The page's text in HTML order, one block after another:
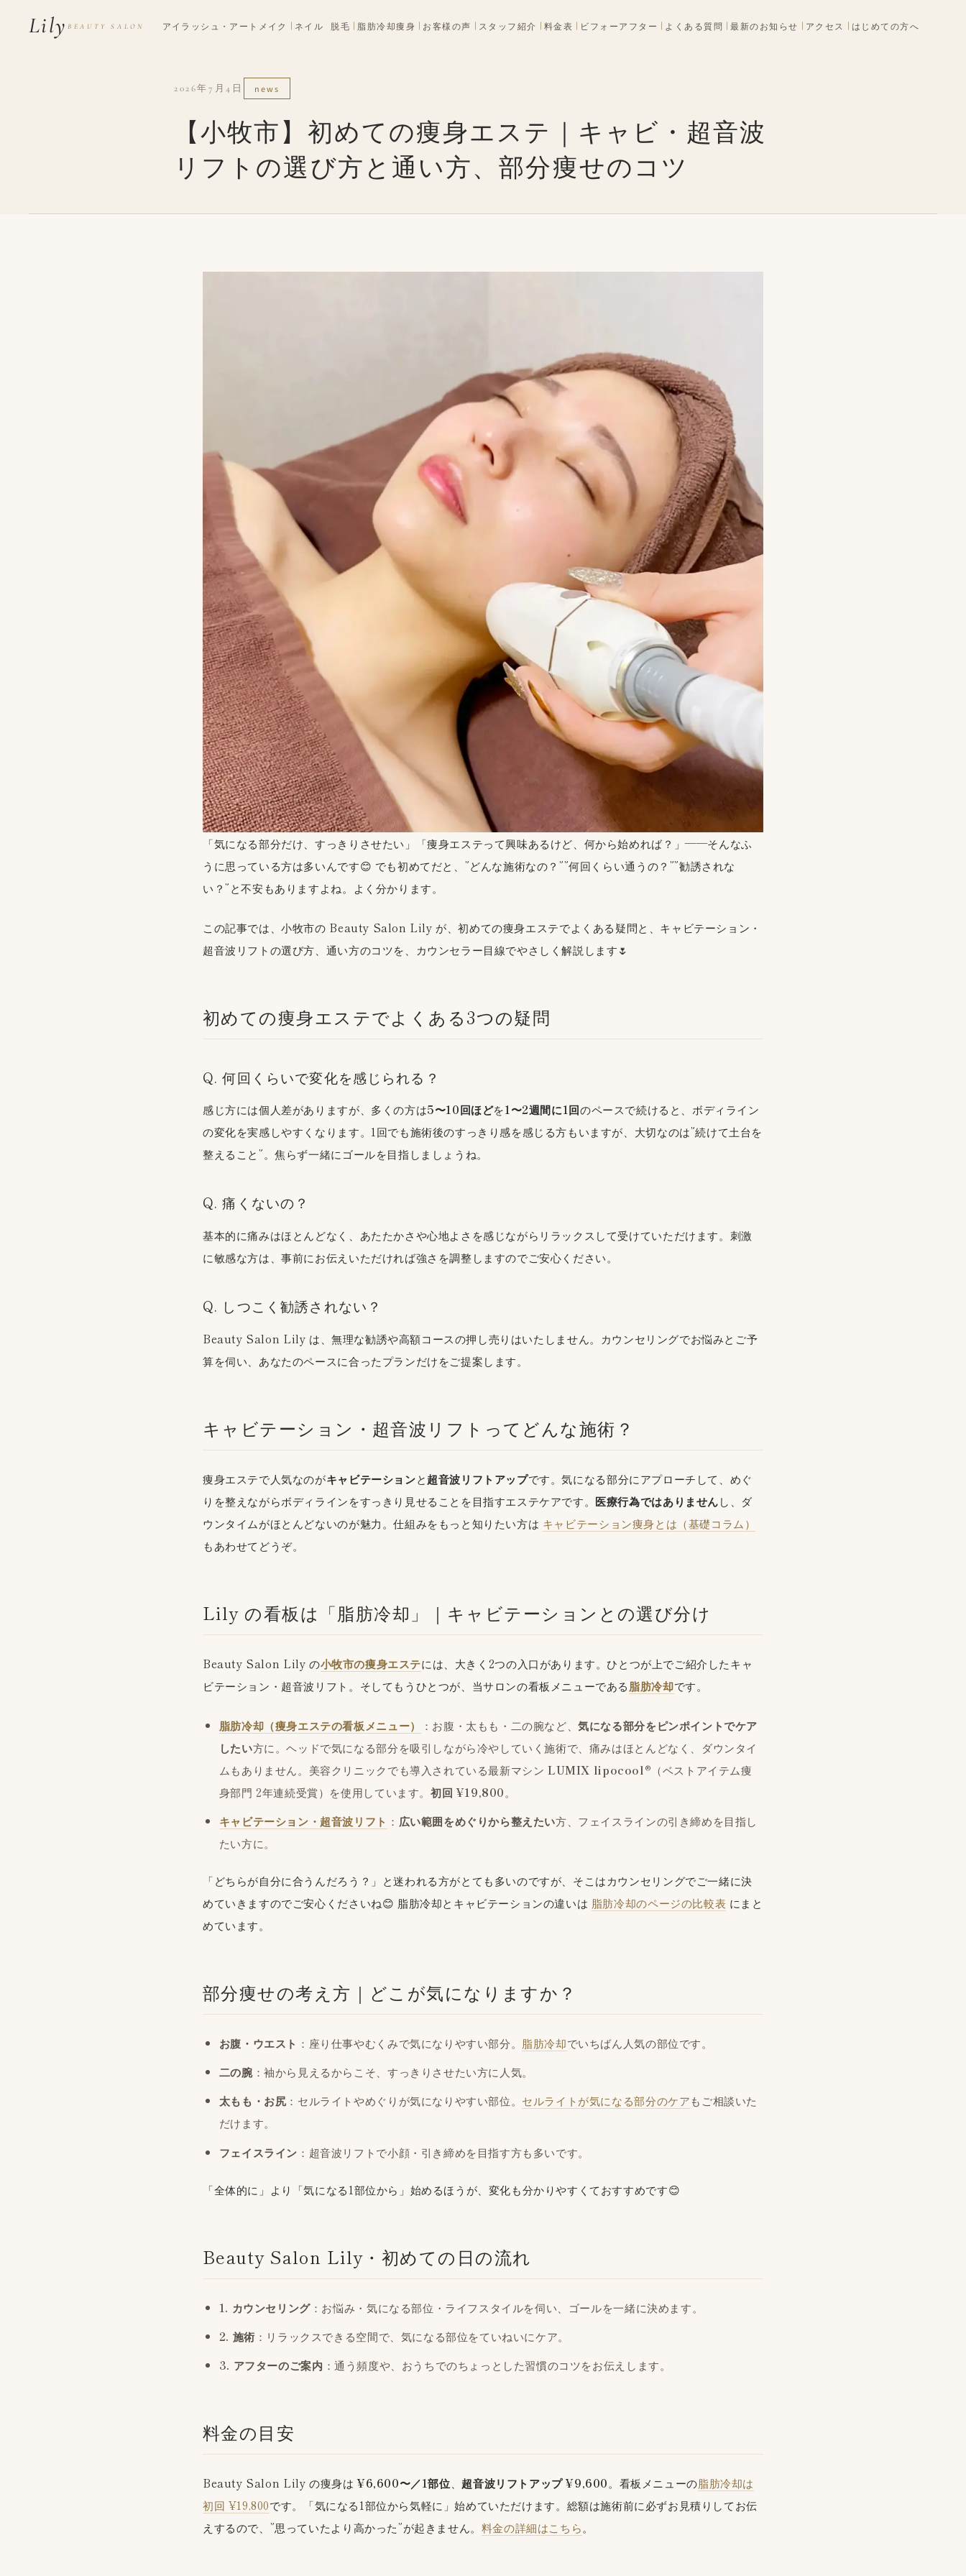
Lily BEAUTY SALON アイラッシュ・アートメイク ネイル 脱毛 脂肪冷却痩身 お客様の声 スタッフ紹介 料金表 ビフォーアフター よくある質問 最新のお知らせ アクセス はじめての方へ
2026年7月4日 news
【小牧市】初めての痩身エステ｜キャビ・超音波
リフトの選び方と通い方、部分痩せのコツ
「気になる部分だけ、すっきりさせたい」「痩身エステって興味あるけど、何から始めれば？」——そんなふ
うに思っている方は多いんです😊 でも初めてだと、”どんな施術なの？””何回くらい通うの？””勧誘されな
い？”と不安もありますよね。よく分かります。
この記事では、小牧市の Beauty Salon Lily が、初めての痩身エステでよくある疑問と、キャビテーション・
超音波リフトの選び方、通い方のコツを、カウンセラー目線でやさしく解説します🌷
初めての痩身エステでよくある3つの疑問
Q. 何回くらいで変化を感じられる？
感じ方には個人差がありますが、多くの方は5〜10回ほどを1〜2週間に1回のペースで続けると、ボディライン
の変化を実感しやすくなります。1回でも施術後のすっきり感を感じる方もいますが、大切なのは”続けて土台を
整えること”。焦らず一緒にゴールを目指しましょうね。
Q. 痛くないの？
基本的に痛みはほとんどなく、あたたかさや心地よさを感じながらリラックスして受けていただけます。刺激
に敏感な方は、事前にお伝えいただければ強さを調整しますのでご安心ください。
Q. しつこく勧誘されない？
Beauty Salon Lily は、無理な勧誘や高額コースの押し売りはいたしません。カウンセリングでお悩みとご予
算を伺い、あなたのペースに合ったプランだけをご提案します。
キャビテーション・超音波リフトってどんな施術？
痩身エステで人気なのがキャビテーションと超音波リフトアップです。気になる部分にアプローチして、めぐ
りを整えながらボディラインをすっきり見せることを目指すエステケアです。 医療行為ではありませんし、ダ
ウンタイムがほとんどないのが魅力。仕組みをもっと知りたい方は キャビテーション痩身とは（基礎コラム）
もあわせてどうぞ。
Lily の看板は「脂肪冷却」｜キャビテーションとの選び分け
Beauty Salon Lily の小牧市の痩身エステには、大きく2つの入口があります。ひとつが上でご紹介したキャ
ビテーション・超音波リフト。そしてもうひとつが、当サロンの看板メニューである脂肪冷却です。
脂肪冷却（痩身エステの看板メニュー） ：お腹・太もも・二の腕など、気になる部分をピンポイントでケア
したい方に。ヘッドで気になる部分を吸引しながら冷やしていく施術で、痛みはほとんどなく、ダウンタイ
ムもありません。美容クリニックでも導入されている最新マシンLUMIX lipocool® （ベストアイテム痩
身部門 2年連続受賞）を使用しています。 初回 ¥19,800。
キャビテーション・超音波リフト ： 広い範囲をめぐりから整えたい方、フェイスラインの引き締めを目指し
たい方に。
「どちらが自分に合うんだろう？」と迷われる方がとても多いのですが、そこはカウンセリングでご一緒に決
めていきますのでご安心くださいね😊 脂肪冷却とキャビテーションの違いは 脂肪冷却のページの比較表 にまと
めています。
部分痩せの考え方｜どこが気になりますか？
お腹・ウエスト ：座り仕事やむくみで気になりやすい部分。 脂肪冷却でいちばん人気の部位です。
二の腕：袖から見えるからこそ、すっきりさせたい方に人気。
太もも・お尻 ：セルライトやめぐりが気になりやすい部位。 セルライトが気になる部分のケアもご相談いた
だけます。
フェイスライン ：超音波リフトで小顔・引き締めを目指す方も多いです。
「全体的に」より「気になる1部位から」始めるほうが、変化も分かりやすくておすすめです😊
Beauty Salon Lily・初めての日の流れ
1. カウンセリング：お悩み・気になる部位・ライフスタイルを伺い、ゴールを一緒に決めます。
2. 施術 ：リラックスできる空間で、気になる部位をていねいにケア。
3. アフターのご案内 ：通う頻度や、おうちでのちょっとした習慣のコツをお伝えします。
料金の目安
Beauty Salon Lily の痩身は¥6,600〜／1部位 超音波リフトアップ ¥9,600。看板メニューの脂肪冷却は
初回 ¥19,800です。「気になる1部位から気軽に」始めていただけます。総額は施術前に必ずお見積りしてお伝
えするので、”思っていたより高かった”が起きません。 料金の詳細はこちら。